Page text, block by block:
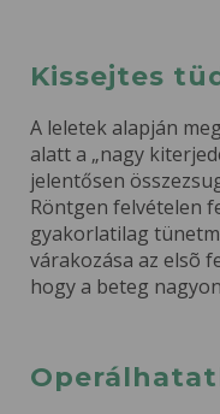
Kissejtes
A leletek alapján
alatt a „nagy
jelentősen
Röntgen felvételen
gyakorlatilag
várakozása az elsõ
hogy a beteg